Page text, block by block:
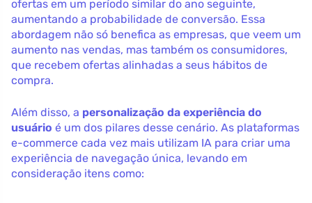
ofertas em um período similar do ano seguinte,
aumentando a probabilidade de conversão. Essa
abordagem não só benefica as empresas, que veem um
aumento nas vendas, mas também os consumidores,
que recebem ofertas alinhadas a seus hábitos de
compra.
Além disso, a personalização da experiência do
usuário é um dos pilares desse cenário. As plataformas
e-commerce cada vez mais utilizam IA para criar uma
experiência de navegação única, levando em
consideração itens como: